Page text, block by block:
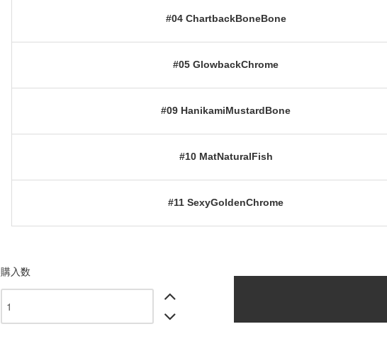
#04 ChartbackBoneBone
#05 GlowbackChrome
#09 HanikamiMustardBone
#10 MatNaturalFish
#11 SexyGoldenChrome
購入数